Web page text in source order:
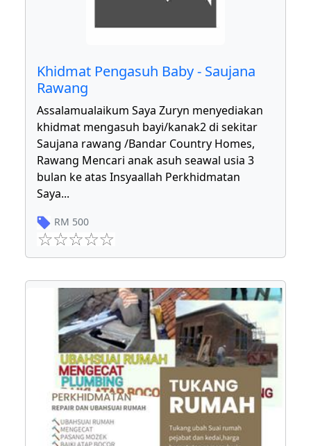
Khidmat Pengasuh Baby - Saujana
Rawang
Assalamualaikum Saya Zuryn menyediakan
khidmat mengasuh bayi/kanak2 di sekitar
Saujana rawang /Bandar Country Homes,
Rawang Mencari anak asuh seawal usia 3
bulan ke atas Insyaallah Perkhidmatan
Saya...
RM 500